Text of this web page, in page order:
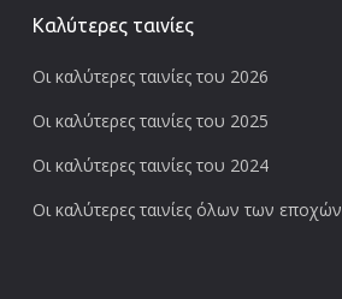
Καλύτερες ταινίες
Οι καλύτερες ταινίες του 2026
Οι καλύτερες ταινίες του 2025
Οι καλύτερες ταινίες του 2024
Οι καλύτερες ταινίες όλων των εποχών